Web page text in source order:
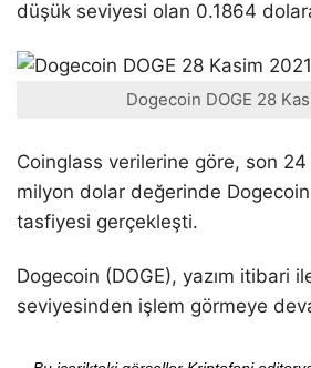
düşük seviyesi olan 0.1864
Dogecoin DOGE 28
Coinglass verilerine göre, son
milyon dolar değerinde
tasfiyesi gerçekleşti.
Dogecoin (DOGE), yazım itibari
seviyesinden işlem görmeye